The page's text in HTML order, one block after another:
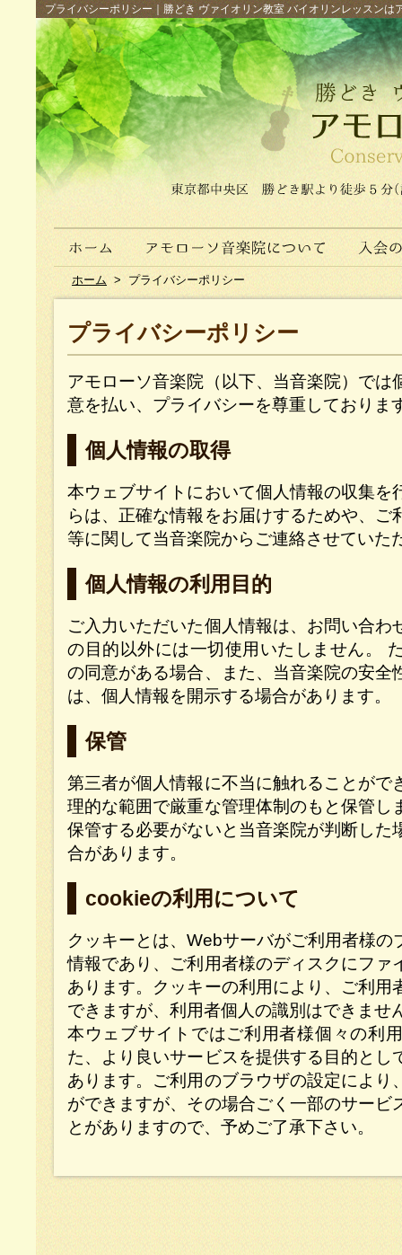
プライバシーポリシー｜勝どき ヴァイオリン教室 バイオリンレッスン
ホーム > プライバシーポリシー
プライバシーポリシー
アモローソ音楽院（以下、当音楽院）では
意を払い、プライバシーを尊重しておりま
個人情報の取得
本ウェブサイトにおいて個人情報の収集を
らは、正確な情報をお届けするためや、ご
等に関して当音楽院からご連絡させていた
個人情報の利用目的
ご入力いただいた個人情報は、お問い合わ
の目的以外には一切使用いたしません。
の同意がある場合、また、当音楽院の安全
は、個人情報を開示する場合があります。
保管
第三者が個人情報に不当に触れることがで
理的な範囲で厳重な管理体制のもと保管し
保管する必要がないと当音楽院が判断した
合があります。
cookieの利用について
クッキーとは、Webサーバがご利用者様の
情報であり、ご利用者様のディスクにファ
あります。クッキーの利用により、ご利用
できますが、利用者個人の識別はできませ
本ウェブサイトではご利用者様個々の利
た、より良いサービスを提供する目的とし
あります。ご利用のブラウザの設定により
ができますが、その場合ごく一部のサービ
とがありますので、予めご了承下さい。